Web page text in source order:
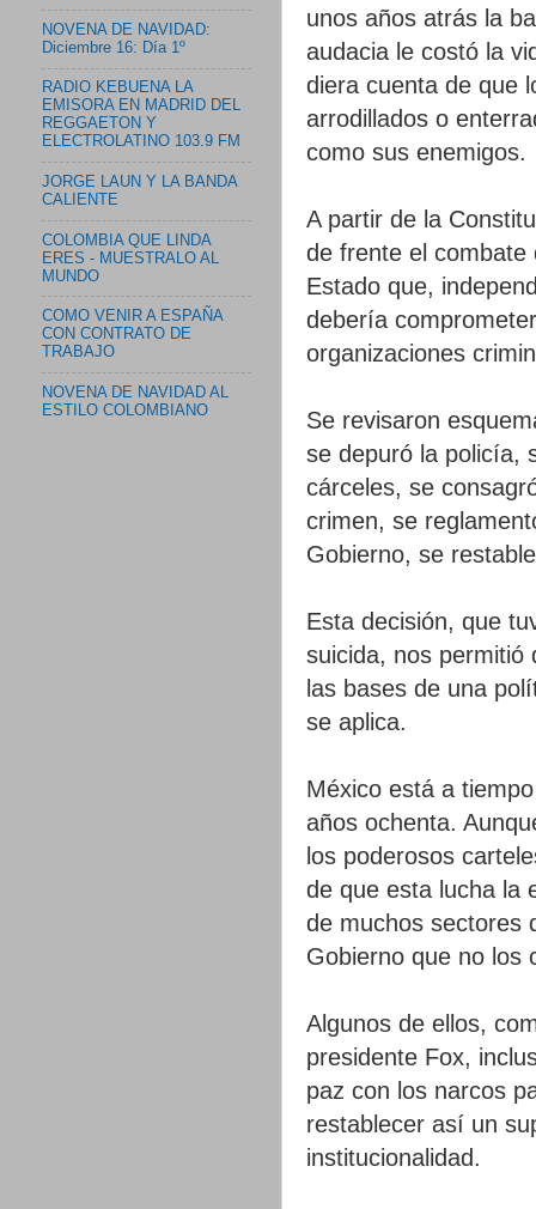
unos años atrás la
audacia le costó la
diera cuenta de que
arrodillados o
como sus enemigos.
A partir de la
de frente el combate
Estado que,
debería
organizaciones
Se revisaron
se depuró la policía,
cárceles, se
crimen, se
Gobierno, se
Esta decisión, que
suicida, nos permitió
las bases de una
se aplica.
México está a
años ochenta.
los poderosos
de que esta lucha la
de muchos sectores
Gobierno que no los
Algunos de ellos,
presidente Fox,
paz con los narcos
restablecer así un
institucionalidad.
NOVENA DE NAVIDAD:
Diciembre 16: Día 1º
RADIO KEBUENA LA
EMISORA EN MADRID DEL
REGGAETON Y
ELECTROLATINO 103.9 FM
JORGE LAUN Y LA BANDA
CALIENTE
COLOMBIA QUE LINDA
ERES - MUESTRALO AL
MUNDO
COMO VENIR A ESPAÑA
CON CONTRATO DE
TRABAJO
NOVENA DE NAVIDAD AL
ESTILO COLOMBIANO